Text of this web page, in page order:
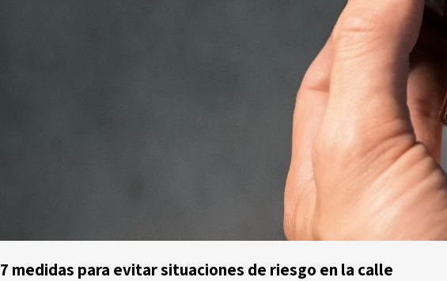
7 medidas para evitar situaciones de riesgo en la calle